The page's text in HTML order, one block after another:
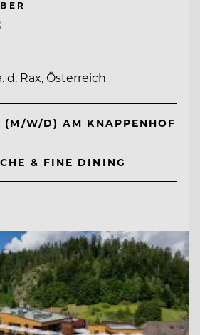
d. Rax, Österreich
(M/W/D) AM KNAPPENHOF
& FINE DINING